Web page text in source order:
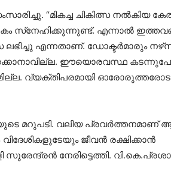
“മികച്ച ചികിത്സ നല്‍കിയ
സ്‌നേഹിക്കുന്നുണ്ട്. എന്നാല്‍
ലഭിച്ചു എന്നതാണ്. ഡോക്ടര്‍മാരും
ഈയൊരവസ്ഥ
വ്യക്തിപരമായി
മറുപടി. വലിയ പ്രവര്‍ത്തനമാണ്
ജീവന്‍ രക്ഷിക്കാന്‍
നേരിട്ടെത്തി.